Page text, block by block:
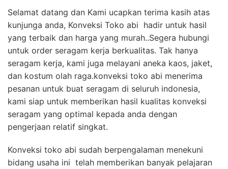
Selamat datang dan Kami ucapkan terima kasih atas
kunjunga anda, Konveksi Toko abi hadir untuk hasil
yang terbaik dan harga yang murah..Segera hubungi
untuk order seragam kerja berkualitas. Tak hanya
seragam kerja, kami juga melayani aneka kaos, jaket,
dan kostum olah raga.konveksi toko abi menerima
pesanan untuk buat seragam di seluruh indonesia,
kami siap untuk memberikan hasil kualitas konveksi
seragam yang optimal kepada anda dengan
pengerjaan relatif singkat.
Konveksi toko abi sudah berpengalaman menekuni
bidang usaha ini telah memberikan banyak pelajaran